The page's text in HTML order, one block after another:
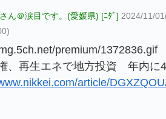
ん＠涙目です。(愛媛県) [ﾆﾀﾞ] 2024/11/
premium/1372836.gif
、再生エネで地方投資 年内に
article/